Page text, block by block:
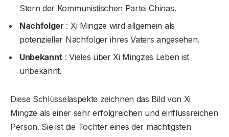
Stern der Kommunistischen Partei Chinas.
Nachfolger : Xi Mingze wird allgemein als
potenzieller Nachfolger ihres Vaters angesehen.
Unbekannt : Vieles über Xi Mingzes Leben ist
unbekannt.
Diese Schlüsselaspekte zeichnen das Bild von Xi
Mingze als einer sehr erfolgreichen und einflussreichen
Person. Sie ist die Tochter eines der mächtigsten